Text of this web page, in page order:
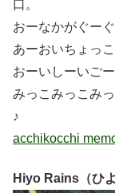
口。
おーなかがぐー
あーおいちょっ
おーいしーいご
みっこみっこみ
♪
acchikocchi
Hiyo Rains（ひ